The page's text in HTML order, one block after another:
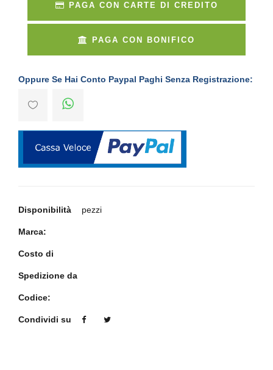
PAGA CON CARTE DI CREDITO
PAGA CON BONIFICO
Oppure Se Hai Conto Paypal Paghi Senza Registrazione:
Disponibilità pezzi
Marca:
Costo di
Spedizione da
Codice:
Condividi su